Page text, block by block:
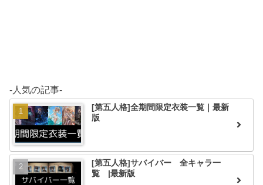
-人気の記事-
[第五人格]全期間限定衣装一覧｜最新
版
[第五人格]サバイバー 全キャラ一
覧 |最新版